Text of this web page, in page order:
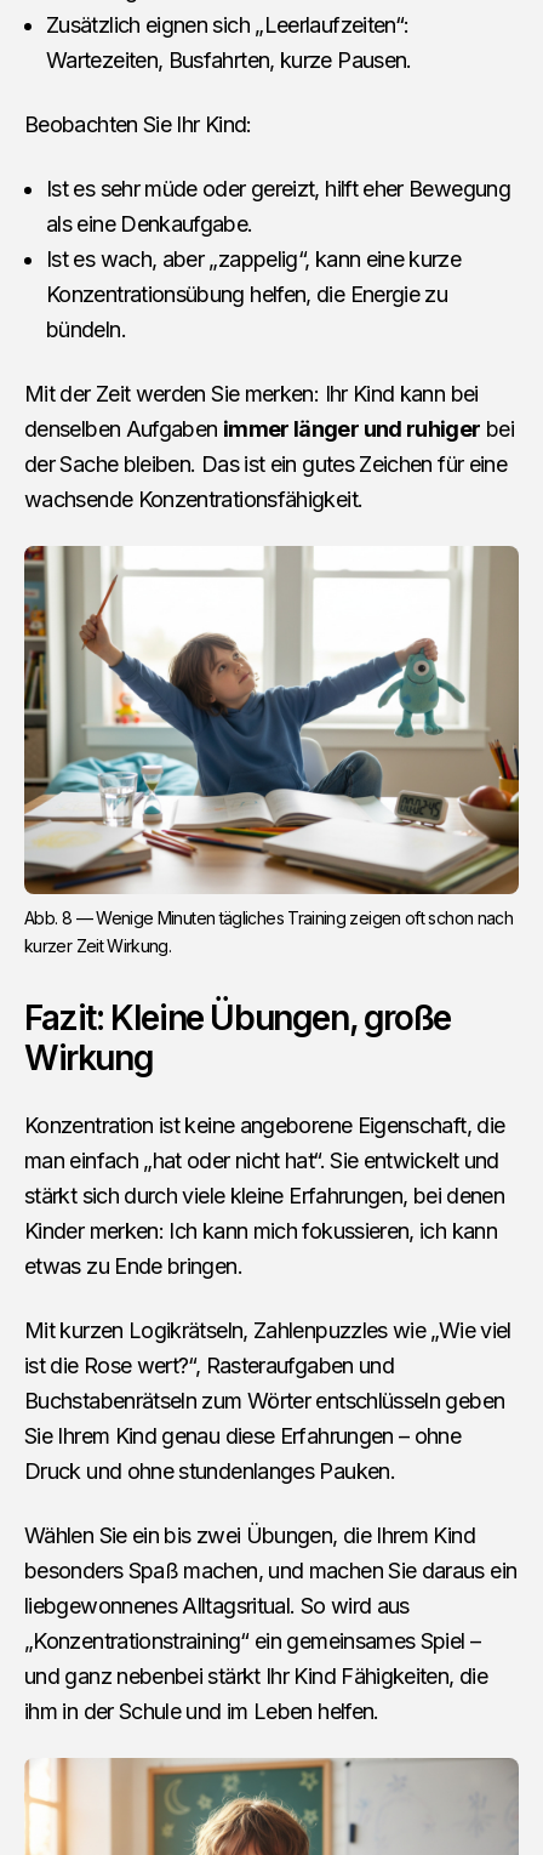
Zusätzlich eignen sich „Leerlaufzeiten“:
Wartezeiten, Busfahrten, kurze Pausen.
Beobachten Sie Ihr Kind:
Ist es sehr müde oder gereizt, hilft eher Bewegung
als eine Denkaufgabe.
Ist es wach, aber „zappelig“, kann eine kurze
Konzentrationsübung helfen, die Energie zu
bündeln.
Mit der Zeit werden Sie merken: Ihr Kind kann bei
denselben Aufgaben immer länger und ruhiger bei
der Sache bleiben. Das ist ein gutes Zeichen für eine
wachsende Konzentrationsfähigkeit.
Abb. 8 — Wenige Minuten tägliches Training zeigen oft schon nach
kurzer Zeit Wirkung.
Fazit: Kleine Übungen, große
Wirkung
Konzentration ist keine angeborene Eigenschaft, die
man einfach „hat oder nicht hat“. Sie entwickelt und
stärkt sich durch viele kleine Erfahrungen, bei denen
Kinder merken: Ich kann mich fokussieren, ich kann
etwas zu Ende bringen.
Mit kurzen Logikrätseln, Zahlenpuzzles wie „Wie viel
ist die Rose wert?“, Rasteraufgaben und
Buchstabenrätseln zum Wörter entschlüsseln geben
Sie Ihrem Kind genau diese Erfahrungen – ohne
Druck und ohne stundenlanges Pauken.
Wählen Sie ein bis zwei Übungen, die Ihrem Kind
besonders Spaß machen, und machen Sie daraus ein
liebgewonnenes Alltagsritual. So wird aus
„Konzentrationstraining“ ein gemeinsames Spiel –
und ganz nebenbei stärkt Ihr Kind Fähigkeiten, die
ihm in der Schule und im Leben helfen.